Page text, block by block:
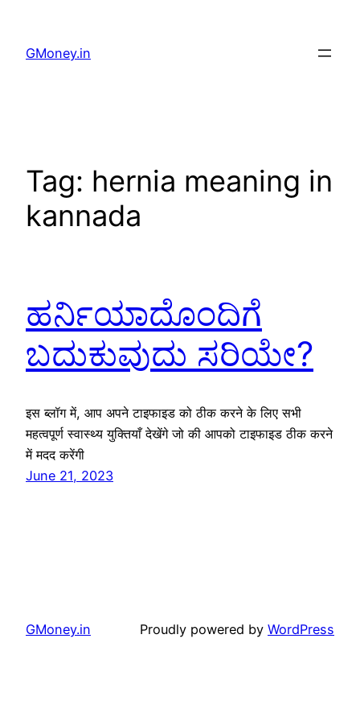
GMoney.in
Tag: hernia meaning in
kannada
ಹರ್ನಿಯಾದೊಂದಿಗೆ
ಬದುಕುವುದು ಸರಿಯೇ?
इस ब्लॉग में, आप अपने टाइफाइड को ठीक करने के लिए सभी
महत्वपूर्ण स्वास्थ्य युक्तियाँ देखेंगे जो की आपको टाइफाइड ठीक करने
में मदद करेंगी
June 21, 2023
GMoney.in Proudly powered by WordPress